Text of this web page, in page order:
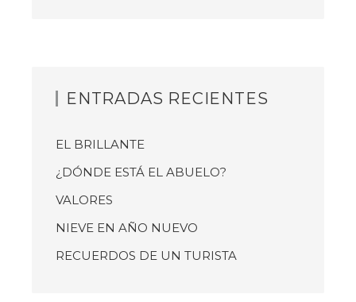
ENTRADAS RECIENTES
EL BRILLANTE
¿DÓNDE ESTÁ EL ABUELO?
VALORES
NIEVE EN AÑO NUEVO
RECUERDOS DE UN TURISTA